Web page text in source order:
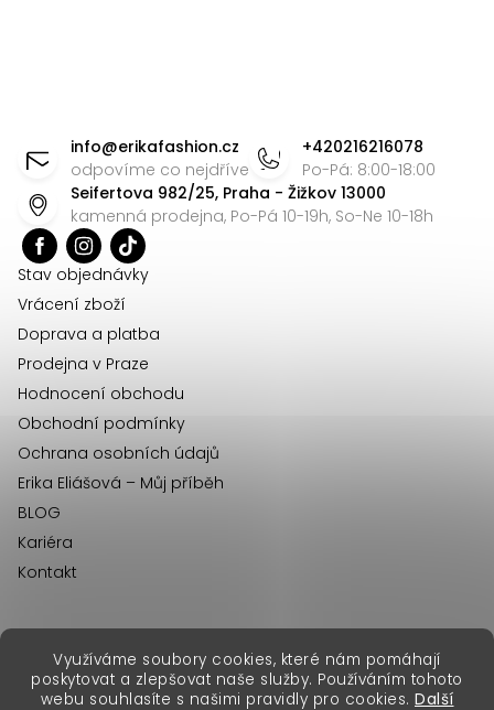
Využíváme soubory cookies, které nám pomáhají
poskytovat a zlepšovat naše služby. Používáním tohoto
webu souhlasíte s našimi pravidly pro cookies. Další
info@erikafashion.cz
odpovíme co nejdříve
+420216216078
Po-Pá: 8:00-18:00
Seifertova 982/25, Praha - Žižkov 13000
kamenná prodejna, Po-Pá 10-19h, So-Ne 10-18h
Stav objednávky
Vrácení zboží
Doprava a platba
Prodejna v Praze
Hodnocení obchodu
Obchodní podmínky
Ochrana osobních údajů
Erika Eliášová – Můj příběh
BLOG
Kariéra
Kontakt
Copyright 2026Erika Fashion. Všechna práva vyhrazena.
erikafashion.sk